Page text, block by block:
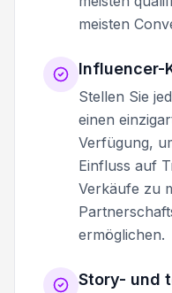
meisten
Influencer-
Stellen Sie
einen
Verfügung,
Einfluss auf
Verkäufe zu
ermöglichen.
Story- und